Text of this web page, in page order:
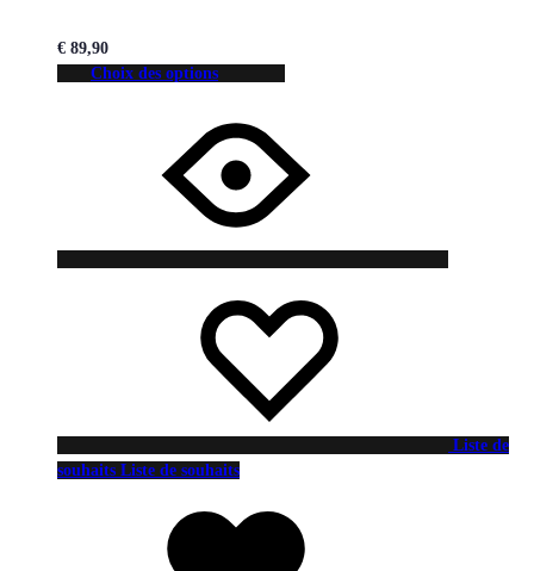
€ 89,90
Choix des options
Liste de
souhaits Liste de souhaits